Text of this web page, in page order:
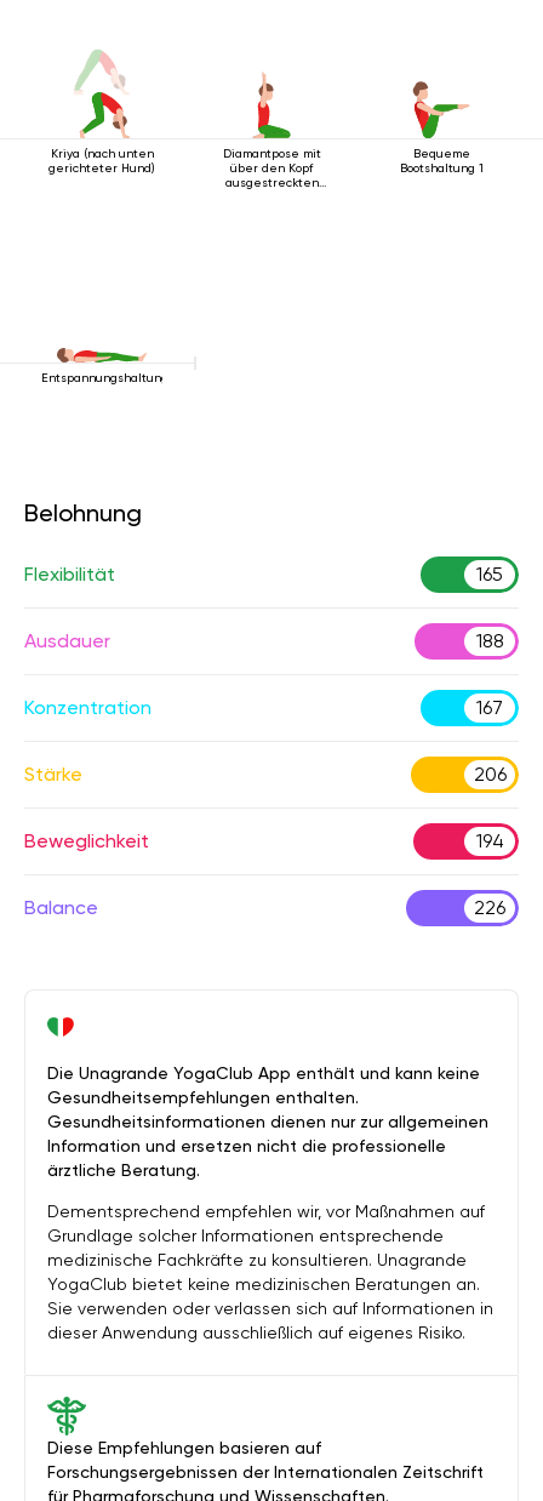
Kriya (nach unten
gerichteter Hund)
Diamantpose mit
über den Kopf
ausgestreckten
Bequeme
Bootshaltung 1
Entspannungshaltung
Belohnung
Flexibilität 165
Ausdauer 188
Konzentration 167
Stärke 206
Beweglichkeit 194
Balance 226
Diese Empfehlungen basieren auf
Forschungsergebnissen der Internationalen Zeitschrift
für Pharmaforschung und Wissenschaften.
Die Unagrande YogaClub App enthält und kann keine
Gesundheitsempfehlungen enthalten.
Gesundheitsinformationen dienen nur zur allgemeinen
Information und ersetzen nicht die professionelle
ärztliche Beratung.
Dementsprechend empfehlen wir, vor Maßnahmen auf
Grundlage solcher Informationen entsprechende
medizinische Fachkräfte zu konsultieren. Unagrande
YogaClub bietet keine medizinischen Beratungen an.
Sie verwenden oder verlassen sich auf Informationen in
dieser Anwendung ausschließlich auf eigenes Risiko.